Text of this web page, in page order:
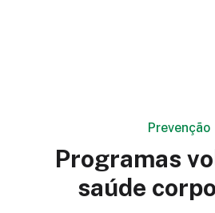
Prevenção
Programas
saúde